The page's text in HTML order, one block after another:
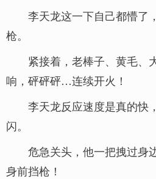
李天龙这一下自己都懵了
枪。
紧接着，老棒子、黄毛、
响，砰砰砰…连续开火！
李天龙反应速度是真的快
闪。
危急关头，他一把拽过身
身前挡枪！